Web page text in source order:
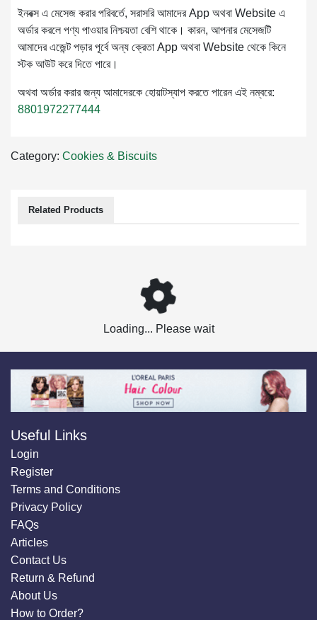
ইনবক্স এ মেসেজ করার পরিবর্তে, সরাসরি আমাদের App অথবা Website এ
অর্ডার করলে পণ্য পাওয়ার নিশ্চয়তা বেশি থাকে। কারন, আপনার মেসেজটি
আমাদের এজেন্ট পড়ার পূর্বে অন্য ক্রেতা App অথবা Website থেকে কিনে
স্টক আউট করে দিতে পারে।
অথবা অর্ডার করার জন্য আমাদেরকে হোয়াটস্যাপ করতে পারেন এই নম্বরে:
8801972277444
Category: Cookies & Biscuits
Related Products
Loading... Please wait
Useful Links
Login
Register
Terms and Conditions
Privacy Policy
FAQs
Articles
Contact Us
Return & Refund
About Us
How to Order?